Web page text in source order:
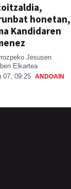
honetan,
Kandidaren
Jesusen
Elkartea
07, 09:25 ANDOAIN